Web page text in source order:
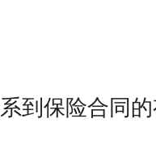
到保险合同